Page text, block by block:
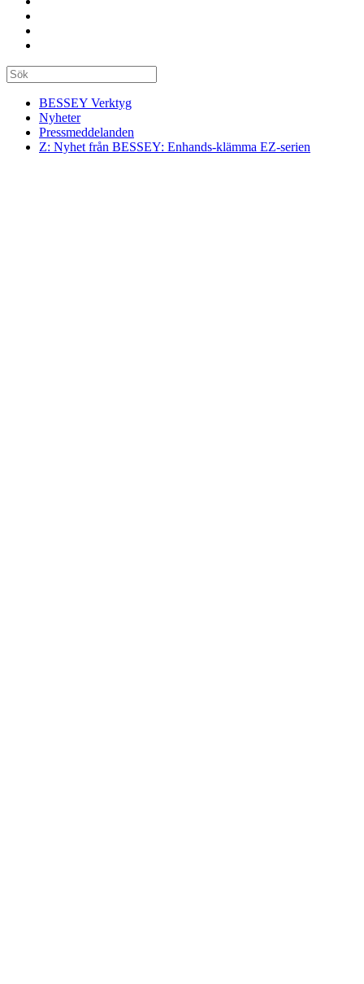
BESSEY Verktyg
Nyheter
Pressmeddelanden
Z: Nyhet från BESSEY: Enhands-klämma EZ-serien